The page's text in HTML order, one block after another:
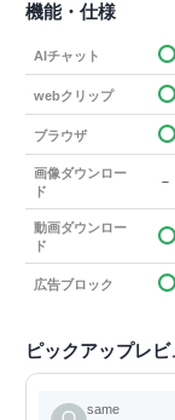
機能・仕様
AIチャット
webクリップ
ブラウザ
画像ダウンロー
ド
－
動画ダウンロー
ド
広告ブロック
ピックアップレビ
same